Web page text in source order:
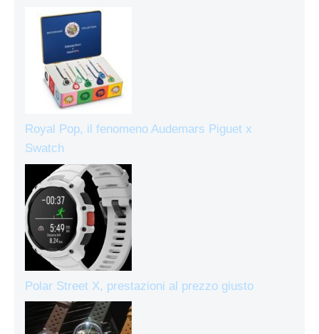
Royal Pop, il fenomeno Audemars Piguet x
Swatch
Polar Street X, prestazioni al prezzo giusto